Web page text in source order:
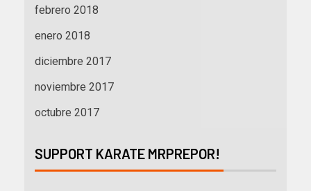
febrero 2018
enero 2018
diciembre 2017
noviembre 2017
octubre 2017
SUPPORT KARATE MRPREPOR!